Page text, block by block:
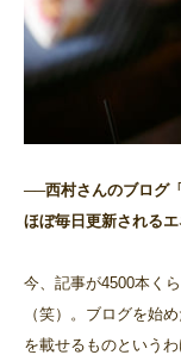
──西村さんのブログ
ほぼ毎日更新されるエ
今、記事が4500本く
（笑）。ブログを始
を載せるものという